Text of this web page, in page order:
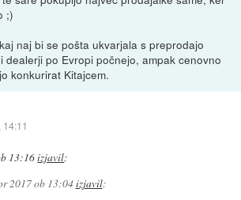
;)
naj bi se pošta ukvarjala s preprodajo
dealerji po Evropi počnejo, ampak cenovno
konkurirat Kitajcem.
14:11
13:16izjavil:
2017 ob 13:04izjavil: